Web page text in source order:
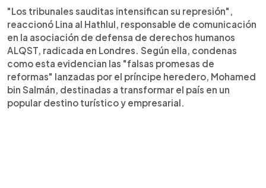
"Los tribunales sauditas intensifican su represión",
reaccionó Lina al Hathlul, responsable de comunicación
en la asociación de defensa de derechos humanos
ALQST, radicada en Londres. Según ella, condenas
como esta evidencian las "falsas promesas de
reformas" lanzadas por el príncipe heredero, Mohamed
bin Salmán, destinadas a transformar el país en un
popular destino turístico y empresarial.